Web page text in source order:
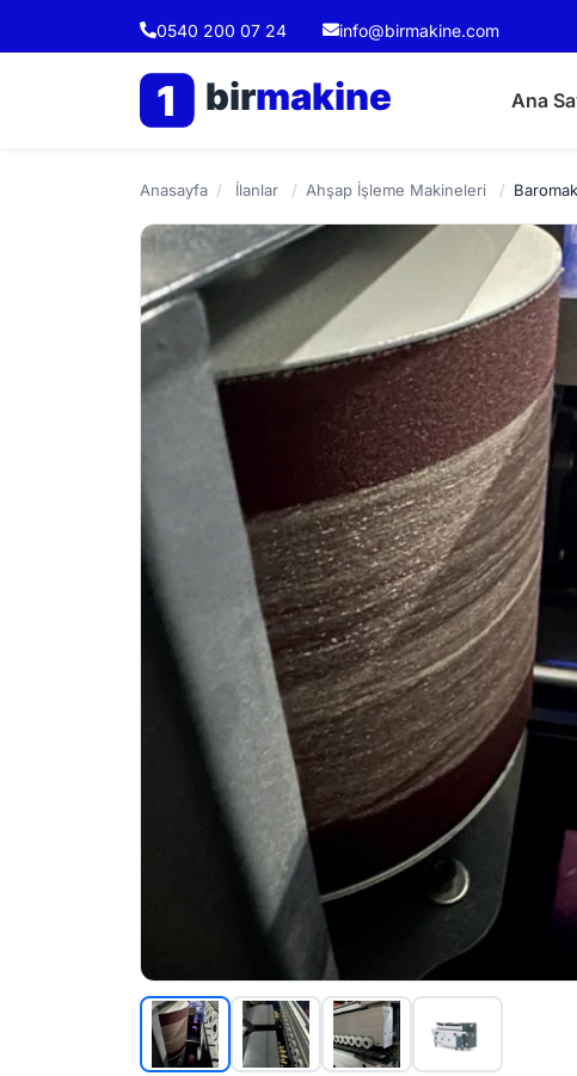
0540 200 07 24 info@birmakine.com
1 birmakine Ana
Anasayfa / İlanlar / Ahşap İşleme Makineleri /